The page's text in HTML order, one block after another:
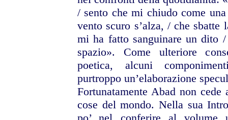
/ sento che mi chiudo come
vento scuro s’alza, / che sbatte
mi ha fatto sanguinare un dito
spazio». Come ulteriore
poetica, alcuni
purtroppo un’elaborazione
Fortunatamente Abad non cede
cose del mondo. Nella sua